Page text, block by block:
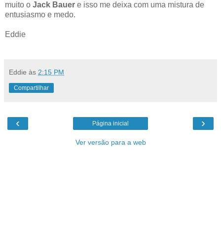
muito o Jack Bauer e isso me deixa com uma mistura de
entusiasmo e medo.
Eddie
Eddie às 2:15 PM
Compartilhar
‹ ›
Página inicial
Ver versão para a web